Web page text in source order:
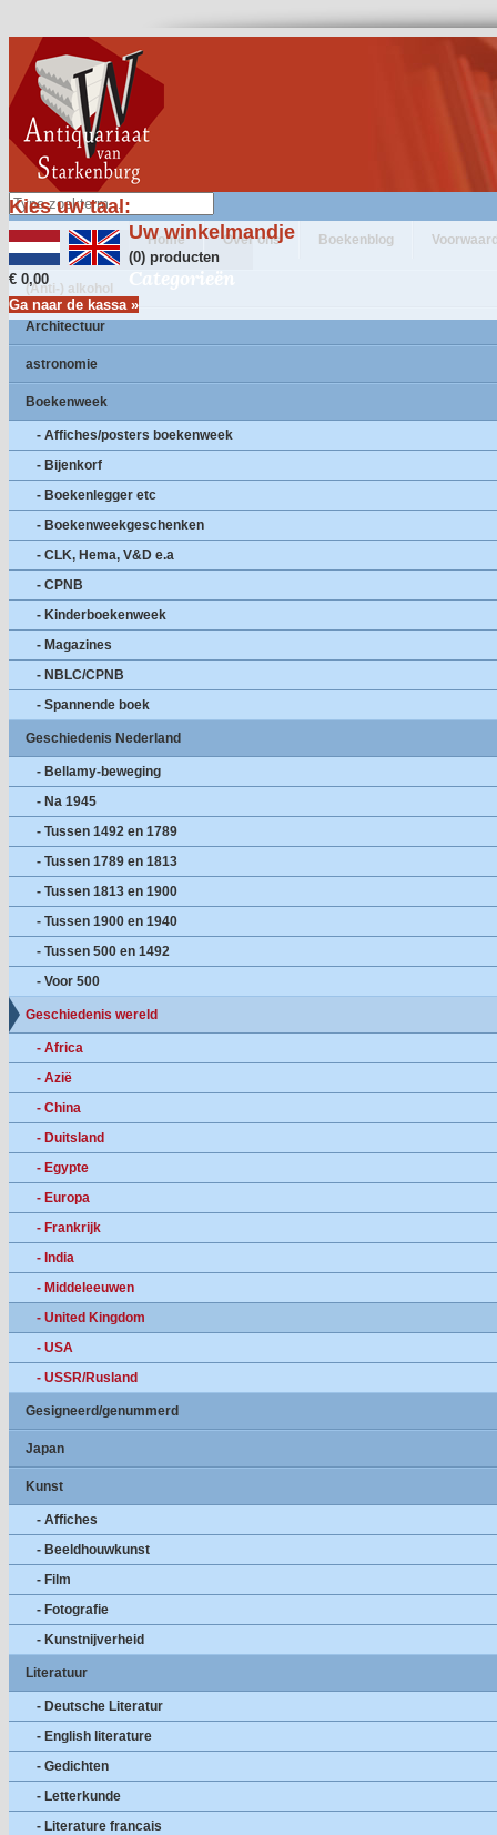
Kies uw taal:
Uw winkelmandje
(0) producten
€ 0,00
Ga naar de kassa »
Home Over ons Boekenblog
Categorieën
(Anti-) alkohol
Architectuur
astronomie
Boekenweek
- Affiches/posters boekenweek
- Bijenkorf
- Boekenlegger etc
- Boekenweekgeschenken
- CLK, Hema, V&D e.a
- CPNB
- Kinderboekenweek
- Magazines
- NBLC/CPNB
- Spannende boek
Geschiedenis Nederland
- Bellamy-beweging
- Na 1945
- Tussen 1492 en 1789
- Tussen 1789 en 1813
- Tussen 1813 en 1900
- Tussen 1900 en 1940
- Tussen 500 en 1492
- Voor 500
Geschiedenis wereld
- Africa
- Azië
- China
- Duitsland
- Egypte
- Europa
- Frankrijk
- India
- Middeleeuwen
- United Kingdom
- USA
- USSR/Rusland
Gesigneerd/genummerd
Japan
Kunst
- Affiches
- Beeldhouwkunst
- Film
- Fotografie
- Kunstnijverheid
Literatuur
- Deutsche Literatur
- English literature
- Gedichten
- Letterkunde
- Literature francais